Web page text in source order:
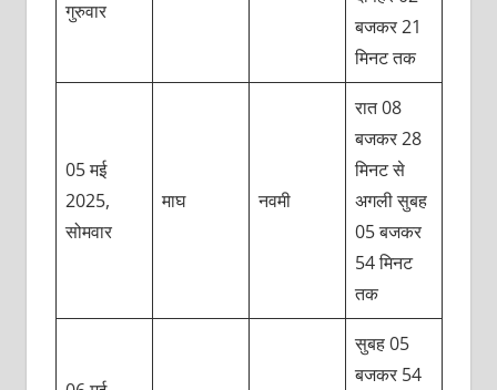
गुरुवार
बजकर 21
मिनट तक
05 मई
2025,
सोमवार
माघ नवमी
रात 08
बजकर 28
मिनट से
अगली सुबह
05 बजकर
54 मिनट
तक
सुबह 05
बजकर 54